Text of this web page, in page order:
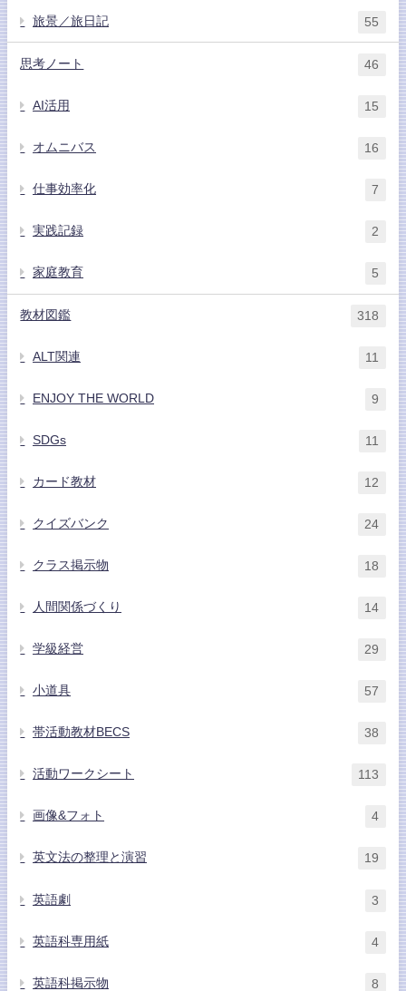
旅景／旅日記 55
思考ノート 46
AI活用 15
オムニバス 16
仕事効率化 7
実践記録 2
家庭教育 5
教材図鑑 318
ALT関連 11
ENJOY THE WORLD 9
SDGs 11
カード教材 12
クイズバンク 24
クラス掲示物 18
人間関係づくり 14
学級経営 29
小道具 57
帯活動教材BECS 38
活動ワークシート 113
画像&フォト 4
英文法の整理と演習 19
英語劇 3
英語科専用紙 4
英語科掲示物 8